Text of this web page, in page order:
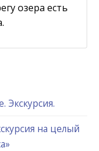
озера есть
на целый